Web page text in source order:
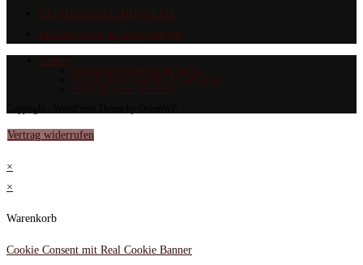
GEWINNSPIEL-HINWEISE
Informationen zu Bewertungen
Cookies
Privatsphäre-Einstellungen ändern
Historie der Privatsphäre-Einstellungen
Einwilligungen widerrufen
Vertrag widerrufen
×
×
Warenkorb
Cookie Consent mit Real Cookie Banner